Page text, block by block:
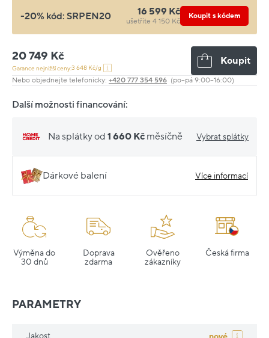
-20% kód: SRPEN20 16 599 Kč
ušetříte 4 150 Kč
Koupit s kódem
20 749 Kč
Garance nejnižší ceny:3 648 Kč/g
Koupit
Nebo objednejte telefonicky: +420 777 354 596 (po–pá 9:00–16:00)
Další možnosti financování:
Na splátky od 1 660 Kč měsíčně Vybrat splátky
Dárkové balení Více informací
Výměna do
30 dnů
Doprava
zdarma
Ověřeno
zákazníky
Česká firma
PARAMETRY
Jakost